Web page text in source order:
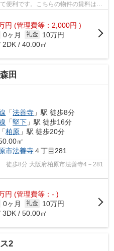
便利です。こちらの物件の賃料は4.5
円 (管理費等：2,000円 )
0ヶ月 礼金
10万円
2DK / 40.00㎡
田
「法善寺 」駅 徒歩8分
「堅下 」駅 徒歩16分
「柏原 」駅 徒歩20分
㎡
市法善寺４丁目281
徒歩8分 大阪府柏原市法善寺4－281
円 (管理費等：- )
0ヶ月 礼金
10万円
3DK / 50.00㎡
2